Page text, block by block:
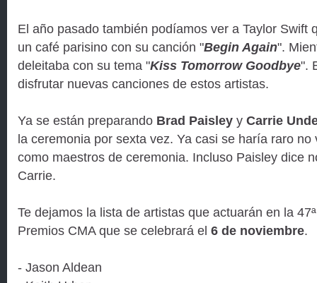
El año pasado también podíamos ver a Taylor Swift
un café parisino con su canción "Begin Again".
deleitaba con su tema "Kiss Tomorrow Goodbye".
disfrutar nuevas canciones de estos artistas.
Ya se están preparando Brad Paisley y Carrie
la ceremonia por sexta vez. Ya casi se haría raro no
como maestros de ceremonia. Incluso Paisley dice
Carrie.
Te dejamos la lista de artistas que actuarán en la
Premios CMA que se celebrará el 6 de noviembre.
- Jason Aldean